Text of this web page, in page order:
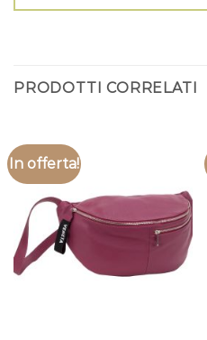
PRODOTTI CORRELATI
In offerta!